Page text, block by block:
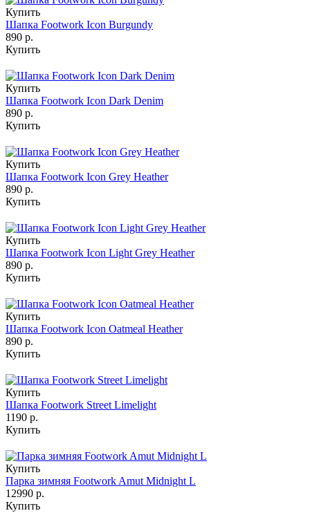
Купить
Шапка Footwork Icon Burgundy
890 р.
Купить
Купить
Шапка Footwork Icon Dark Denim
890 р.
Купить
Купить
Шапка Footwork Icon Grey Heather
890 р.
Купить
Купить
Шапка Footwork Icon Light Grey Heather
890 р.
Купить
Купить
Шапка Footwork Icon Oatmeal Heather
890 р.
Купить
Купить
Шапка Footwork Street Limelight
1190 р.
Купить
Купить
Парка зимняя Footwork Amut Midnight L
12990 р.
Купить